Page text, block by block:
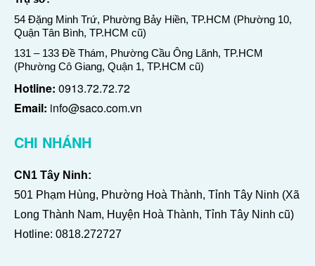
54 Đặng Minh Trứ, Phường Bảy Hiền, TP.HCM (Phường 10,
Quận Tân Bình, TP.HCM cũ)
131 – 133 Đề Thám, Phường Cầu Ông Lãnh, TP.HCM
(Phường Cô Giang, Quận 1, TP.HCM cũ)
Hotline: 0913.72.72.72
Email: info@saco.com.vn
CHI NHÁNH
CN1 Tây Ninh:
501 Phạm Hùng, Phường Hoà Thành, Tỉnh Tây Ninh (Xã
Long Thành Nam, Huyện Hoà Thành, Tỉnh Tây Ninh cũ)
Hotline: 0818.272727